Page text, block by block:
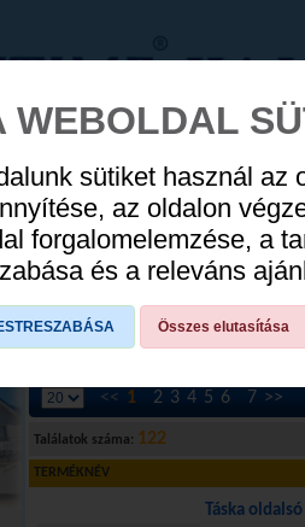
AUGUSZTUS
WEBÁRUHÁZ HÍREK
termékekben
cikkekben
szóra szóra, szótöredék
HAJÓS DIVAT»Divat kiegészítők
<< 1 2 3 4 5 6 7 >>
Találatok száma: 122
TERMÉKNÉV
Táska oldalsó
WEBOLDAL
sütiket használ az
az oldalon
forgalomelemzése, a
és a releváns
Összes elutasítása